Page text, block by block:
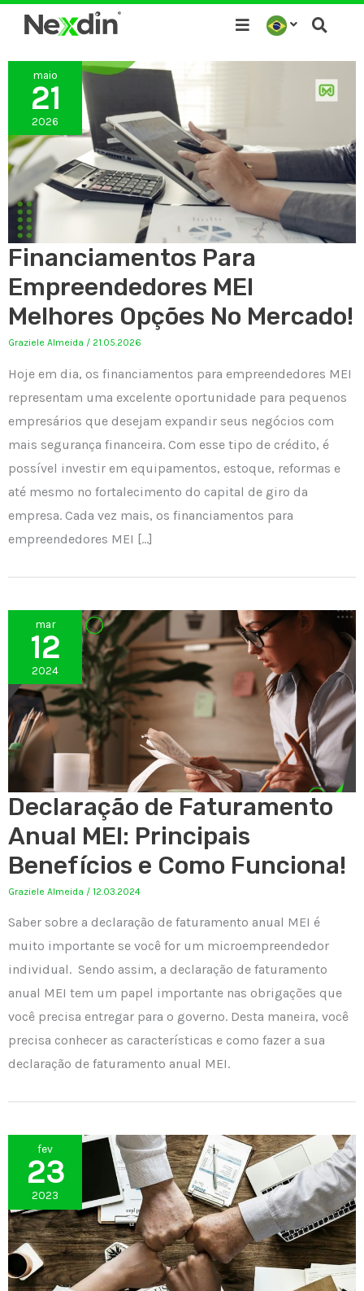
para
conteúdo
maio
21
2026
Financiamentos Para
Empreendedores MEI
Melhores Opções No Mercado!
Graziele Almeida / 21.05.2026
Hoje em dia, os financiamentos para empreendedores MEI
representam uma excelente oportunidade para pequenos
empresários que desejam expandir seus negócios com
mais segurança financeira. Com esse tipo de crédito, é
possível investir em equipamentos, estoque, reformas e
até mesmo no fortalecimento do capital de giro da
empresa. Cada vez mais, os financiamentos para
empreendedores MEI […]
mar
12
2024
Declaração de Faturamento
Anual MEI: Principais
Benefícios e Como Funciona!
Graziele Almeida / 12.03.2024
Saber sobre a declaração de faturamento anual MEI é
muito importante se você for um microempreendedor
individual. Sendo assim, a declaração de faturamento
anual MEI tem um papel importante nas obrigações que
você precisa entregar para o governo. Desta maneira, você
precisa conhecer as características e como fazer a sua
declaração de faturamento anual MEI.
fev
23
2023